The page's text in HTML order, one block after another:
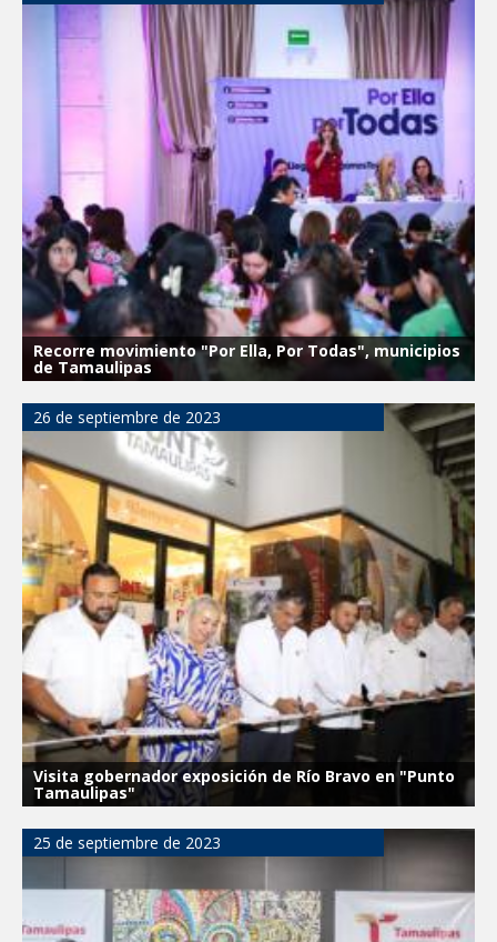
Recorre movimiento "Por Ella, Por Todas", municipios
de Tamaulipas
26 de septiembre de 2023
Visita gobernador exposición de Río Bravo en "Punto
Tamaulipas"
25 de septiembre de 2023